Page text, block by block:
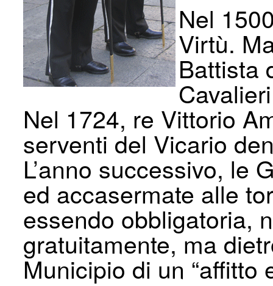
Nel
Virtù.
Battista
Nel 1724, re Vittorio
serventi del Vicario
L’anno successivo, le
ed accasermate alle
essendo obbligatoria,
gratuitamente, ma
Municipio di un “affitto